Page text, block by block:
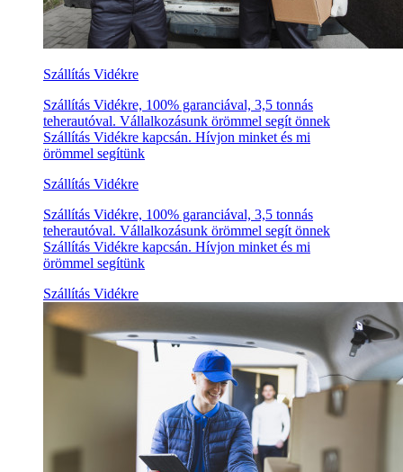
Szállítás Vidékre
Szállítás Vidékre, 100% garanciával, 3,5 tonnás
teherautóval. Vállalkozásunk örömmel segít önnek
Szállítás Vidékre kapcsán. Hívjon minket és mi
örömmel segítünk
Szállítás Vidékre
Szállítás Vidékre, 100% garanciával, 3,5 tonnás
teherautóval. Vállalkozásunk örömmel segít önnek
Szállítás Vidékre kapcsán. Hívjon minket és mi
örömmel segítünk
Szállítás Vidékre